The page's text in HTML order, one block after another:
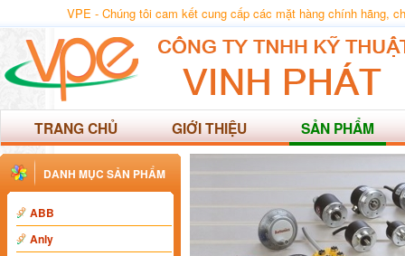
VPE - Chúng tôi cam kết cung cấp các mặt hàng chính hãng,
TRANG CHỦ GIỚI THIỆU SẢN PHẨM
DANH MỤC SẢN PHẨM
ABB
Anly